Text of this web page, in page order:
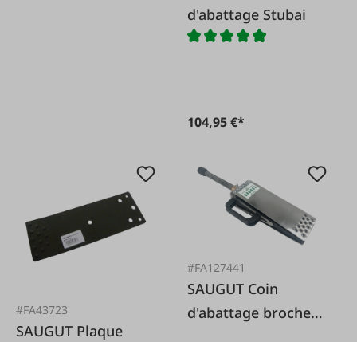
d'abattage Stubai
104,95 €*
#FA43723
SAUGUT Plaque
#FA127441
SAUGUT Coin
d'abattage broche